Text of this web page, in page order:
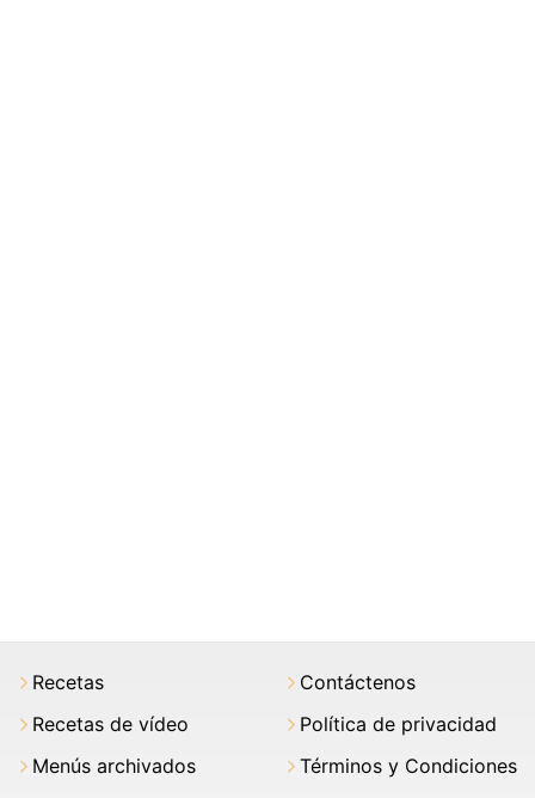
Recetas
Recetas de vídeo
Menús archivados
Contáctenos
Política de privacidad
Términos y Condiciones